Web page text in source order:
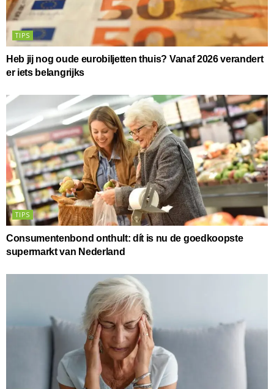
TIPS
Heb jij nog oude eurobiljetten thuis? Vanaf 2026 verandert
er iets belangrijks
TIPS
Consumentenbond onthult: dít is nu de goedkoopste
supermarkt van Nederland